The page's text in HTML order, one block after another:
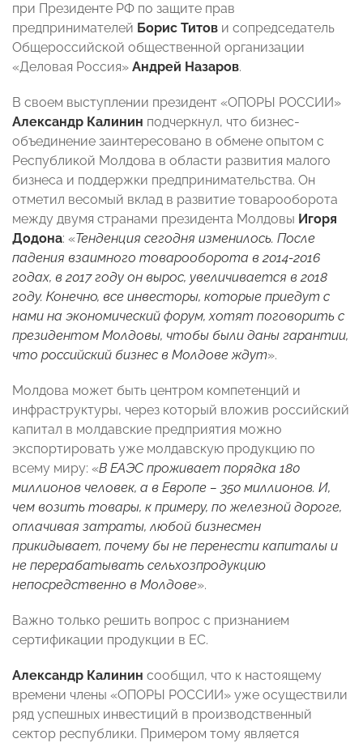
при Президенте РФ по защите прав
предпринимателей Борис Титов и сопредседатель
Общероссийской общественной организации
«Деловая Россия» Андрей Назаров.
В своем выступлении президент «ОПОРЫ РОССИИ»
Александр Калинин подчеркнул, что бизнес-
объединение заинтересовано в обмене опытом с
Республикой Молдова в области развития малого
бизнеса и поддержки предпринимательства. Он
отметил весомый вклад в развитие товарооборота
между двумя странами президента Молдовы Игоря
Додона: «Тенденция сегодня изменилось. После
падения взаимного товарооборота в 2014-2016
годах, в 2017 году он вырос, увеличивается в 2018
году. Конечно, все инвесторы, которые приедут с
нами на экономический форум, хотят поговорить с
президентом Молдовы, чтобы были даны гарантии,
что российский бизнес в Молдове ждут».
Молдова может быть центром компетенций и
инфраструктуры, через который вложив российский
капитал в молдавские предприятия можно
экспортировать уже молдавскую продукцию по
всему миру: «В ЕАЭС проживает порядка 180
миллионов человек, а в Европе – 350 миллионов. И,
чем возить товары, к примеру, по железной дороге,
оплачивая затраты, любой бизнесмен
прикидывает, почему бы не перенести капиталы и
не перерабатывать сельхозпродукцию
непосредственно в Молдове».
Важно только решить вопрос с признанием
сертификации продукции в ЕС.
Александр Калинин сообщил, что к настоящему
времени члены «ОПОРЫ РОССИИ» уже осуществили
ряд успешных инвестиций в производственный
сектор республики. Примером тому является